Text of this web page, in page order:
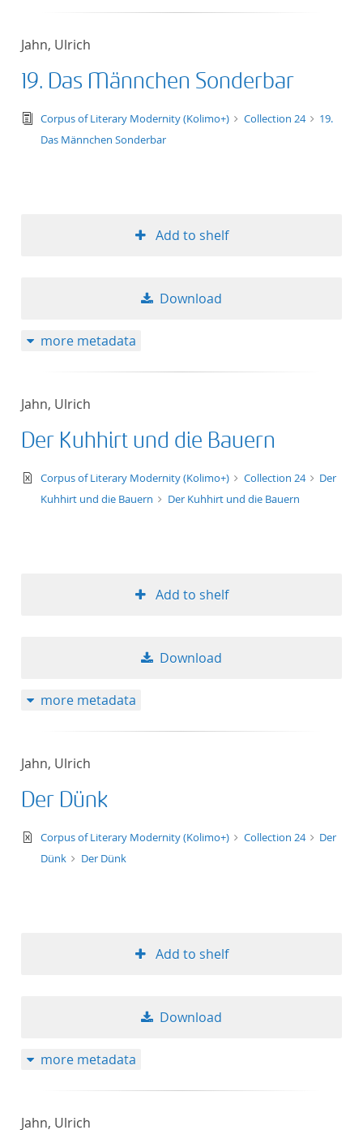
Jahn, Ulrich
19. Das Männchen Sonderbar
text/tg.edition+tg.aggregation+xml
Corpus of Literary Modernity (Kolimo+) Collection 24
19.
Das Männchen Sonderbar
Add to shelf
Download
more metadata
Jahn, Ulrich
Der Kuhhirt und die Bauern
text/xml
Corpus of Literary Modernity (Kolimo+) Collection 24
Der
Kuhhirt und die Bauern
Der Kuhhirt und die Bauern
Add to shelf
Download
more metadata
Jahn, Ulrich
Der Dünk
text/xml
Corpus of Literary Modernity (Kolimo+) Collection 24
Der
Dünk
Der Dünk
Add to shelf
Download
more metadata
Jahn, Ulrich